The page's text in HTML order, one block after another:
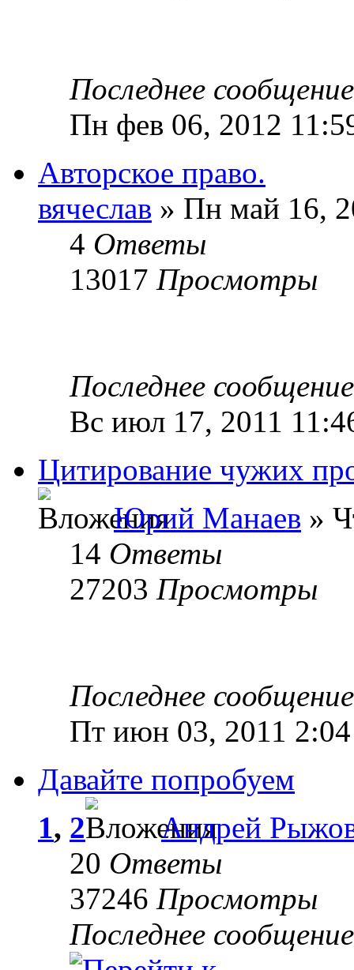
Последнее
Пн фев 06, 2012
Авторское право.
вячеслав » Пн май 16,
4 Ответы
13017 Просмотры
Последнее
Вс июл 17, 2011
Цитирование чужих
Юрий Манаев »
14 Ответы
27203 Просмотры
Последнее
Пт июн 03, 2011
Давайте попробуем
1, 2
Андрей
20 Ответы
37246 Просмотры
Последнее